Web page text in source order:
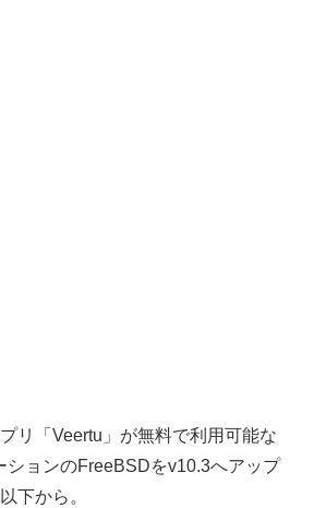
リ「Veertu」が無料で利用可能な
ションのFreeBSDをv10.3へアップ
下から。